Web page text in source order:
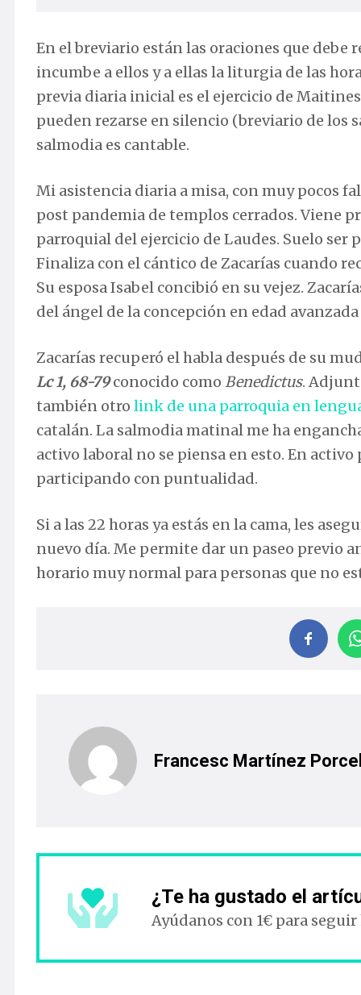
En el breviario están las oraciones que debe
incumbe a ellos y a ellas la liturgia de las
previa diaria inicial es el ejercicio de
pueden rezarse en silencio (breviario de los
salmodia es cantable.
Mi asistencia diaria a misa, con muy pocos
post pandemia de templos cerrados. Viene
parroquial del ejercicio de Laudes. Suelo
Finaliza con el cántico de Zacarías cuando
Su esposa Isabel concibió en su vejez.
del ángel de la concepción en edad
Zacarías recuperó el habla después de su
Lc 1, 68-79conocido como Benedictus.
también otro link de una parroquia en
catalán. La salmodia matinal me ha
activo laboral no se piensa en esto. En
participando con puntualidad.
Si a las 22 horas ya estás en la cama, les
nuevo día. Me permite dar un paseo previo
horario muy normal para personas que no
Francesc Martínez
¿Te ha gustado el
Ayúdanos con 1€ para